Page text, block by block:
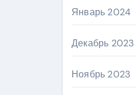
Январь 2024
Декабрь 2023
Ноябрь 2023